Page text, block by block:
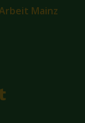
Mainz